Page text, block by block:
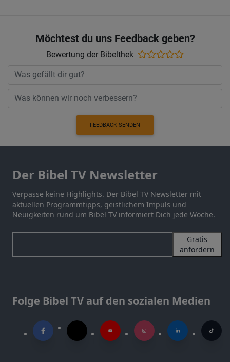
Möchtest du uns Feedback geben?
Bewertung der Bibelthek
FEEDBACK SENDEN
Der Bibel TV Newsletter
Verpasse keine Highlights. Der Bibel TV Newsletter mit
aktuellen Programmtipps, geistlichem Impuls und
Neuigkeiten rund um Bibel TV informiert Dich jede Woche.
Gratis
anfordern
Folge Bibel TV auf den sozialen Medien